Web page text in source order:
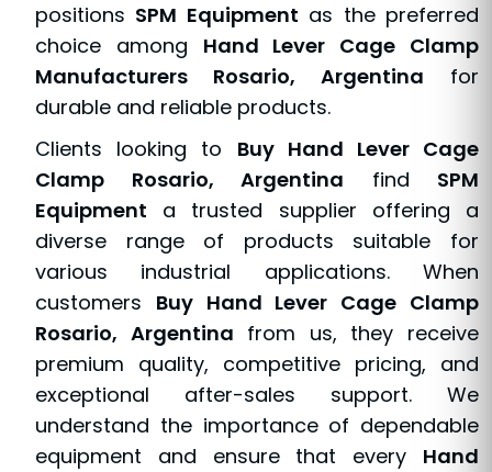
positions SPM Equipment as the preferred
choice among Hand Lever Cage Clamp
Manufacturers Rosario, Argentina for
durable and reliable products.
Clients looking to Buy Hand Lever Cage
Clamp Rosario, Argentina find SPM
Equipment a trusted supplier offering a
diverse range of products suitable for
various industrial applications. When
customers Buy Hand Lever Cage Clamp
Rosario, Argentina from us, they receive
premium quality, competitive pricing, and
exceptional after-sales support. We
understand the importance of dependable
equipment and ensure that every Hand